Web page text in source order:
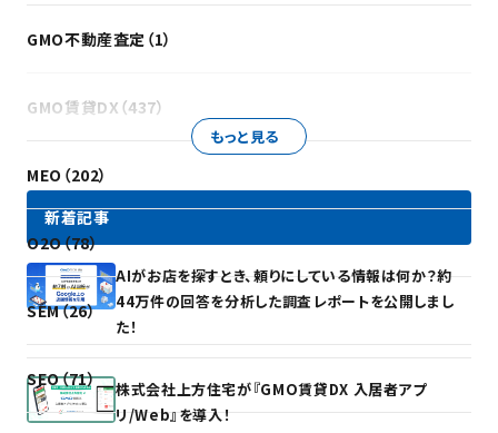
GMO不動産査定（1）
GMO賃貸DX（437）
MEO（202）
O2O（78）
SEM（26）
SEO（71）
もっと見る
新着記事
AIがお店を探すとき、頼りにしている情報は何か？約
44万件の回答を分析した調査レポートを公開しまし
た！
株式会社上方住宅が『GMO賃貸DX 入居者アプ
リ/Web』を導入！